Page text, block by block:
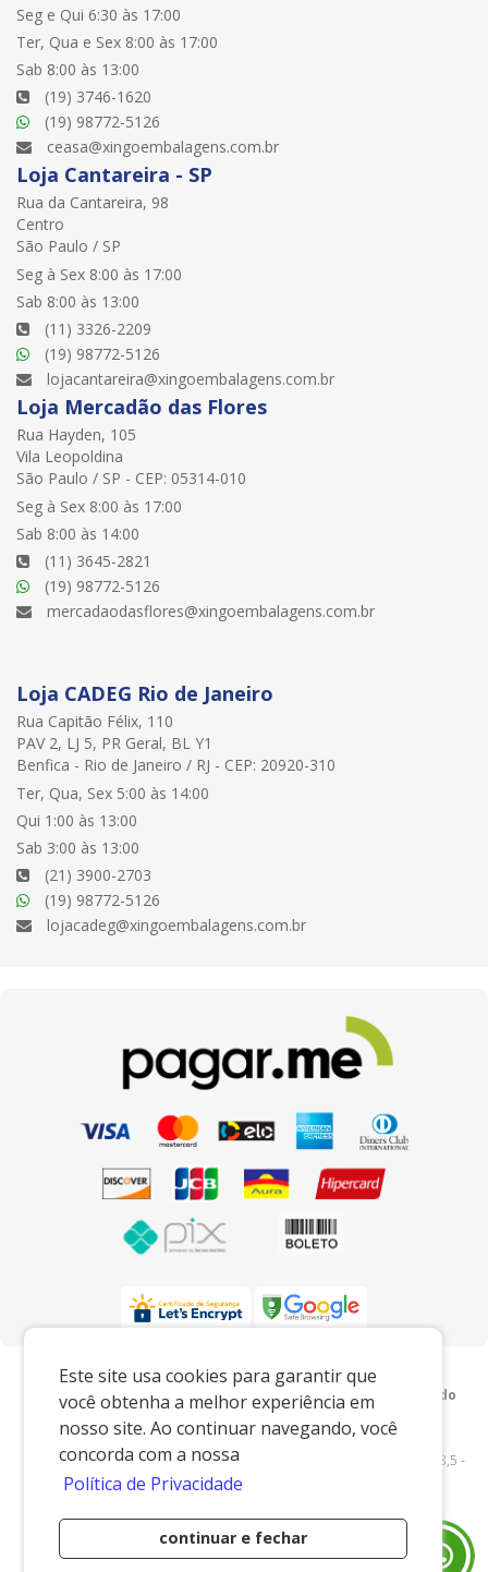
Este site usa cookies para garantir que
você obtenha a melhor experiência em
nosso site. Ao continuar navegando, você
concorda com a nossa
Política de Privacidade
continuar e fechar
Seg e Qui 6:30 às 17:00
Ter, Qua e Sex 8:00 às 17:00
Sab 8:00 às 13:00
(19) 3746-1620
(19) 98772-5126
ceasa@xingoembalagens.com.br
Loja Cantareira - SP
Rua da Cantareira, 98
Centro
São Paulo / SP
Seg à Sex 8:00 às 17:00
Sab 8:00 às 13:00
(11) 3326-2209
(19) 98772-5126
lojacantareira@xingoembalagens.com.br
Loja Mercadão das Flores
Rua Hayden, 105
Vila Leopoldina
São Paulo / SP - CEP: 05314-010
Seg à Sex 8:00 às 17:00
Sab 8:00 às 14:00
(11) 3645-2821
(19) 98772-5126
mercadaodasflores@xingoembalagens.com.br
Loja CADEG Rio de Janeiro
Rua Capitão Félix, 110
PAV 2, LJ 5, PR Geral, BL Y1
Benfica - Rio de Janeiro / RJ - CEP: 20920-310
Ter, Qua, Sex 5:00 às 14:00
Qui 1:00 às 13:00
Sab 3:00 às 13:00
(21) 3900-2703
(19) 98772-5126
lojacadeg@xingoembalagens.com.br
Preços e condições exclusivos para o
www.xingoembalagens.com.br e para o televendas, podendo
sofrer alterações sem prévia notiﬁcação.
Xingó Embalagens|62.438.429/0001-12|
www.xingoembalagens.com.br| Rodovia Prefeito Aziz Lian, Km 28,5 -
s/n - Borda da Mata - Jaguariúna/SP - 13916-875 - E-mail:
Desenvolvido por